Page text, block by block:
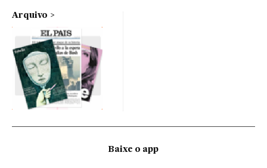
Arquivo
Baixe o app